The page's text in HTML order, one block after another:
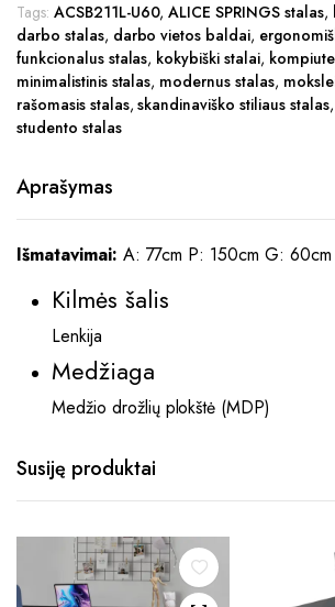
Tags: ACSB211L-U60,ALICE SPRINGS stalas,
darbo stalas, darbo vietos baldai,
funkcionalus stalas, kokybiški stalai,
minimalistinis stalas, modernus stalas,
rašomasis stalas,skandinaviško stiliaus stalas,
studento stalas
Aprašymas
Išmatavimai: A: 77cm P: 150cm G: 60cm
Kilmės šalis
Lenkija
Medžiaga
Medžio drožlių plokštė (MDP)
Susiję produktai